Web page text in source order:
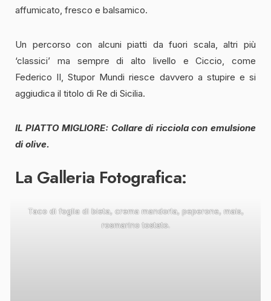
affumicato, fresco e balsamico.
Un percorso con alcuni piatti da fuori scala, altri più
‘classici’ ma sempre di alto livello e Ciccio, come
Federico II, Stupor Mundi riesce davvero a stupire e si
aggiudica il titolo di Re di Sicilia.
IL PIATTO MIGLIORE: Collare di ricciola con emulsione
di olive.
La Galleria Fotografica:
Taco di foglia di bieta, crema mandorla, peperone, mais,
rosmarino tostato.